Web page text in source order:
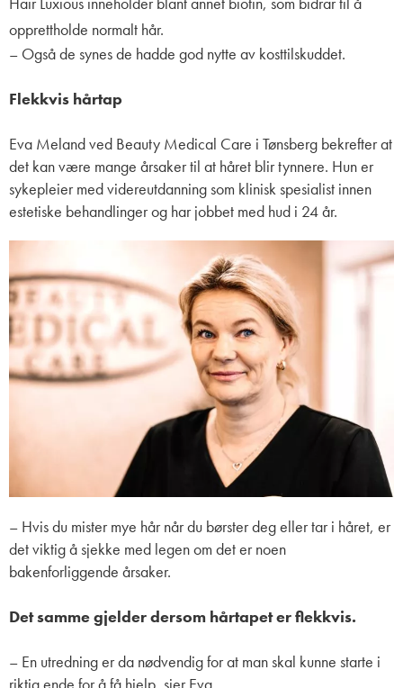
opprettholde normalt hår.
– Også de synes de hadde god nytte av kosttilskuddet.
Flekkvis hårtap
Eva Meland ved Beauty Medical Care i Tønsberg bekrefter at
det kan være mange årsaker til at håret blir tynnere. Hun er
sykepleier med videreutdanning som klinisk spesialist innen
estetiske behandlinger og har jobbet med hud i 24 år.
– Hvis du mister mye hår når du børster deg eller tar i håret, er
det viktig å sjekke med legen om det er noen
bakenforliggende årsaker.
Det samme gjelder dersom hårtapet er flekkvis.
– En utredning er da nødvendig for at man skal kunne starte i